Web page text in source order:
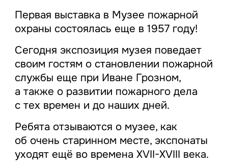
Первая выставка в Музее пожарной
охраны состоялась еще в 1957 году!
Сегодня экспозиция музея поведает
своим гостям о становлении пожарной
службы еще при Иване Грозном,
а также о развитии пожарного дела
с тех времен и до наших дней.
Ребята отзываются о музее, как
об очень старинном месте, экспонаты
уходят ещё во времена XVII-XVIII века.